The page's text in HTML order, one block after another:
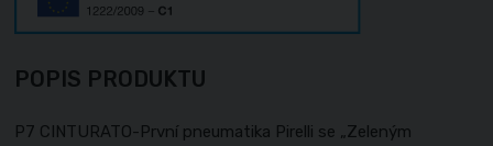
POPIS PRODUKTU
P7 CINTURATO-První pneumatika Pirelli se „Zeleným